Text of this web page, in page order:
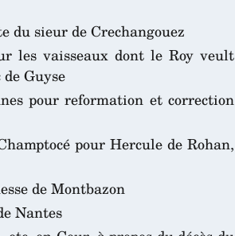
du sieur de Crechangouez
les vaisseaux dont le Roy veult
Guyse
pour reformation et correction
pour Hercule de Rohan,
de Montbazon
Nantes